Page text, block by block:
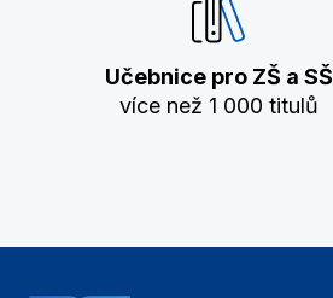
Učebnice pro ZŠ a SŠ
více než 1 000 titulů